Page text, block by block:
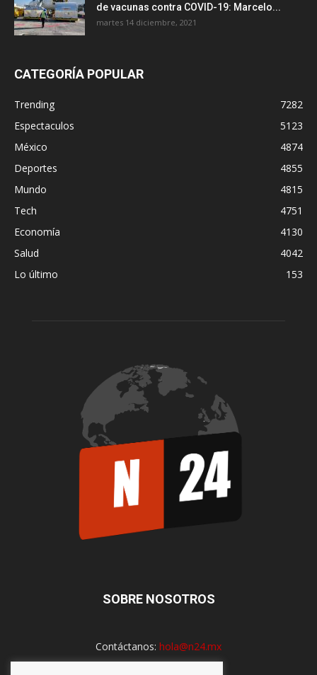
de vacunas contra COVID-19: Marcelo...
martes 14 diciembre, 2021
CATEGORÍA POPULAR
Trending
7282
Espectaculos
5123
México
4874
Deportes
4855
Mundo
4815
Tech
4751
Economía
4130
Salud
4042
Lo último
153
SOBRE NOSOTROS
Contáctanos: hola@n24.mx